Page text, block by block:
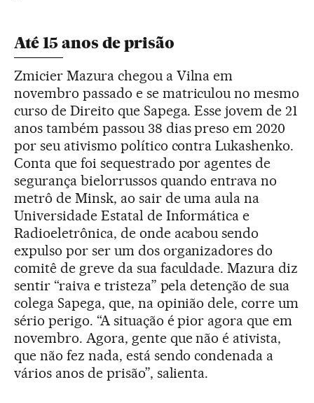
Até 15 anos de prisão
Zmicier Mazura chegou a Vilna em
novembro passado e se matriculou no mesmo
curso de Direito que Sapega. Esse jovem de 21
anos também passou 38 dias preso em 2020
por seu ativismo político contra Lukashenko.
Conta que foi sequestrado por agentes de
segurança bielorrussos quando entrava no
metrô de Minsk, ao sair de uma aula na
Universidade Estatal de Informática e
Radioeletrônica, de onde acabou sendo
expulso por ser um dos organizadores do
comitê de greve da sua faculdade. Mazura diz
sentir “raiva e tristeza” pela detenção de sua
colega Sapega, que, na opinião dele, corre um
sério perigo. “A situação é pior agora que em
novembro. Agora, gente que não é ativista,
que não fez nada, está sendo condenada a
vários anos de prisão”, salienta.